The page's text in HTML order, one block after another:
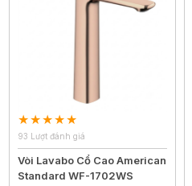
93 Lượt đánh giá
Vòi Lavabo Cổ Cao American
Standard WF-1702WS